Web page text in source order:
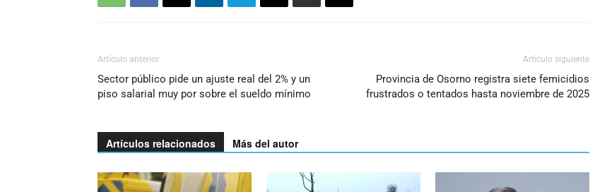
Artículo anterior
Sector público pide un ajuste real del 2% y un
piso salarial muy por sobre el sueldo mínimo
Artículo siguiente
Provincia de Osorno registra siete femicidios
frustrados o tentados hasta noviembre de 2025
Artículos relacionados Más del autor